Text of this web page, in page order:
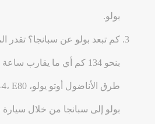
بولو.
كم تبعد بولو عن سبانجا؟ تقدر
بنحو 134 كم أي ما يقارب
بولو إلى سبانجا من خلال